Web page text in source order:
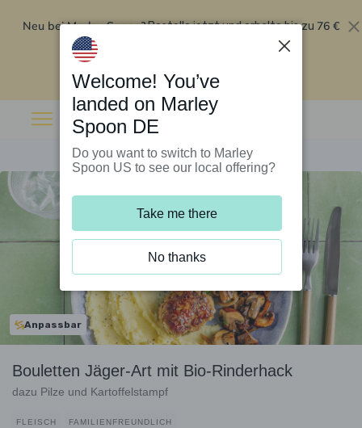
Neu bei Marley Spoon?Bestelle jetzt und erhalte bis zu 76 €
Rabatt auf deine ersten fünf Boxen
Anpassbar
Bouletten Jäger-Art mit Bio-Rinderhack
dazu Pilze und Kartoffelstampf
FLEISCH FAMILIENFREUNDLICH
Welcome! You’ve
landed on Marley
Spoon DE
Do you want to switch to Marley
Spoon US to see our local offering?
Take me there
No thanks